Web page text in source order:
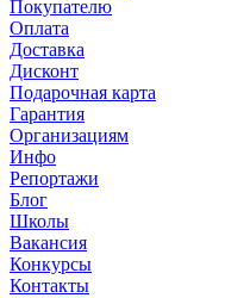
Покупателю
Оплата
Доставка
Дисконт
Подарочная карта
Гарантия
Организациям
Инфо
Репортажи
Блог
Школы
Вакансия
Конкурсы
Контакты